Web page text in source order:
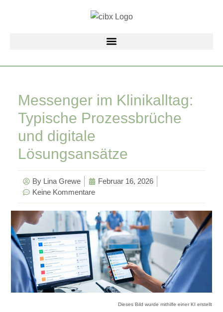
Messenger im Klinikalltag:
Typische Prozessbrüche
und digitale
Lösungsansätze
By Lina Grewe
Februar 16, 2026
Keine Kommentare
Dieses Bild wurde mithilfe einer KI erstellt